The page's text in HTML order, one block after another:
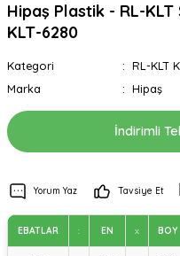
Hipaş Plastik - RL-
KLT-6280
Kategori
RL-KLT
Marka
Hipaş
İndirimli
Yorum Yaz Tavsiye Et
EBATLAR : EN x BOY